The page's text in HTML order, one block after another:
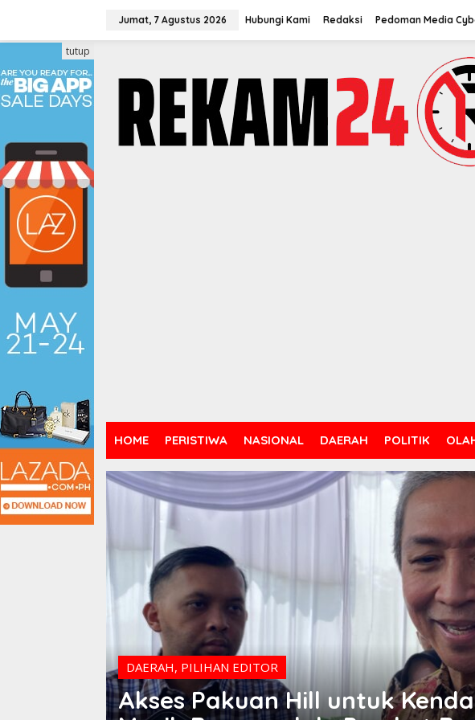
konten
Jumat, 7 Agustus 2026 Hubungi Kami Redaksi Pedoman Media
HOME PERISTIWA NASIONAL DAERAH POLITIK
tutup
DAERAH, PILIHAN EDITOR
Akses Pakuan Hill untuk